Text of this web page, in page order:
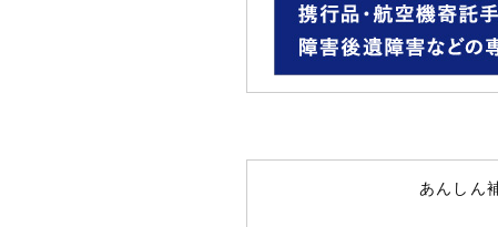
あんしん